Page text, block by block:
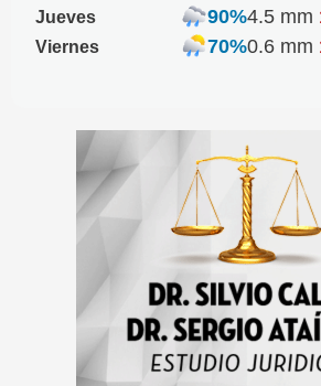
Jueves
90%4.5 mm
Viernes
70%0.6 mm